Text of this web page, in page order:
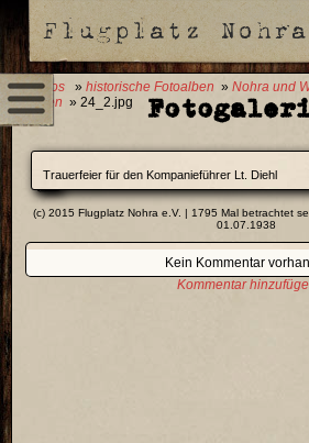
0 Fotos » historische Fotoalben » Nohra und
Jahren » 24_2.jpg
Trauerfeier für den Kompanieführer Lt. Diehl
(c) 2015 Flugplatz Nohra e.V. | 1795 Mal betrachtet
01.07.1938
Kein Kommentar
Kommentar